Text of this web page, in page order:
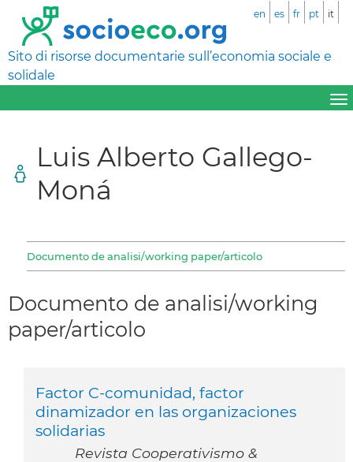
Sito di risorse documentarie sull’economia sociale e
solidale
en es fr pt it
Luis Alberto Gallego-
Moná
Documento de analisi/working paper/articolo
Documento de analisi/working
paper/articolo
Factor C-comunidad, factor
dinamizador en las organizaciones
solidarias
Revista Cooperativismo &